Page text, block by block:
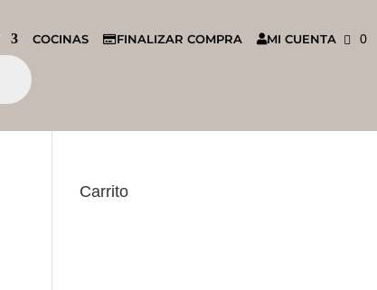
COCINAS FINALIZAR COMPRA MI CUENTA
0
Carrito